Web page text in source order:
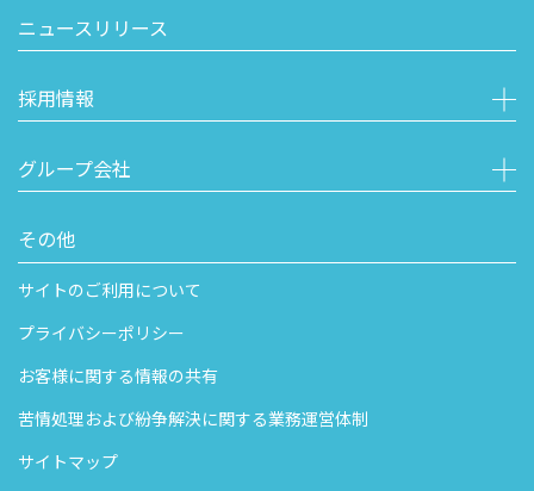
ニュースリリース
採用情報
グループ会社
その他
サイトのご利用について
プライバシーポリシー
お客様に関する情報の共有
苦情処理および紛争解決に関する業務運営体制
サイトマップ